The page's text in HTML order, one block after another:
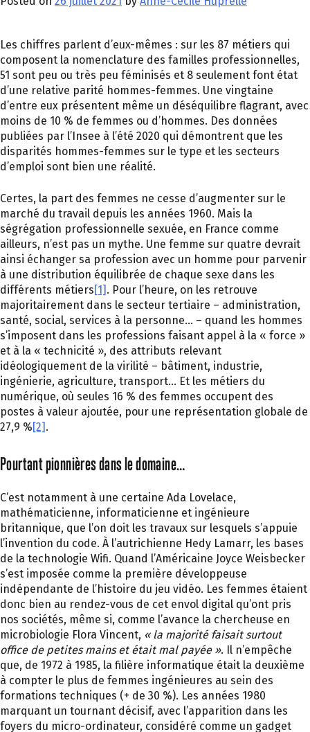
Les chiffres parlent d’eux-mêmes : sur les 87 métiers qui
composent la nomenclature des familles professionnelles,
51 sont peu ou très peu féminisés et 8 seulement font état
d’une relative parité hommes-femmes. Une vingtaine
d’entre eux présentent même un déséquilibre flagrant, avec
moins de 10 % de femmes ou d’hommes. Des données
publiées par l’Insee à l’été 2020 qui démontrent que les
disparités hommes-femmes sur le type et les secteurs
d’emploi sont bien une réalité.
Certes, la part des femmes ne cesse d’augmenter sur le
marché du travail depuis les années 1960. Mais la
ségrégation professionnelle sexuée, en France comme
ailleurs, n’est pas un mythe. Une femme sur quatre devrait
ainsi échanger sa profession avec un homme pour parvenir
à une distribution équilibrée de chaque sexe dans les
différents métiers [1] . Pour l’heure, on les retrouve
majoritairement dans le secteur tertiaire – administration,
santé, social, services à la personne… – quand les hommes
s’imposent dans les professions faisant appel à la « force »
et à la « technicité », des attributs relevant
idéologiquement de la virilité – bâtiment, industrie,
ingénierie, agriculture, transport… Et les métiers du
numérique, où seules 16 % des femmes occupent des
postes à valeur ajoutée, pour une représentation globale de
27,9 % [2] .
Pourtant pionnières dans le domaine…
C’est notamment à une certaine Ada Lovelace,
mathématicienne, informaticienne et ingénieure
britannique, que l’on doit les travaux sur lesquels s’appuie
l’invention du code. À l’autrichienne Hedy Lamarr, les bases
de la technologie Wifi. Quand l’Américaine Joyce Weisbecker
s’est imposée comme la première développeuse
indépendante de l’histoire du jeu vidéo. Les femmes étaient
donc bien au rendez-vous de cet envol digital qu’ont pris
nos sociétés, même si, comme l’avance la chercheuse en
microbiologie Flora Vincent, « la majorité faisait surtout
office de petites mains et était mal payée ». Il n’empêche
que, de 1972 à 1985, la filière informatique était la deuxième
à compter le plus de femmes ingénieures au sein des
formations techniques (+ de 30 %). Les années 1980
marquant un tournant décisif, avec l’apparition dans les
foyers du micro-ordinateur, considéré comme un gadget